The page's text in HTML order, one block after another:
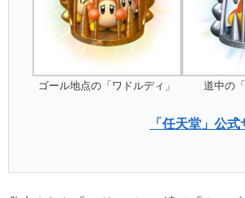
ゴール地点の「ワドルディ」 道中の
「任天堂」公式